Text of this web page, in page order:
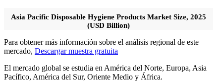
Asia Pacific Disposable Hygiene Products Market Size, 2025
(USD Billion)
Para obtener más información sobre el análisis regional de este
mercado, Descargar muestra gratuita
El mercado global se estudia en América del Norte, Europa, Asia
Pacífico, América del Sur, Oriente Medio y África.